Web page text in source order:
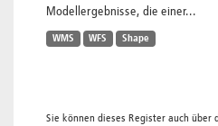
Modellergebnisse, die einer...
WMS WFS Shape
Sie können dieses Register auch über